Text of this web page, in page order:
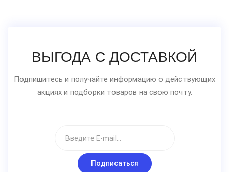
ВЫГОДА С ДОСТАВКОЙ
Подпишитесь и получайте информацию о действующих
акциях и подборки товаров на свою почту.
Подписаться